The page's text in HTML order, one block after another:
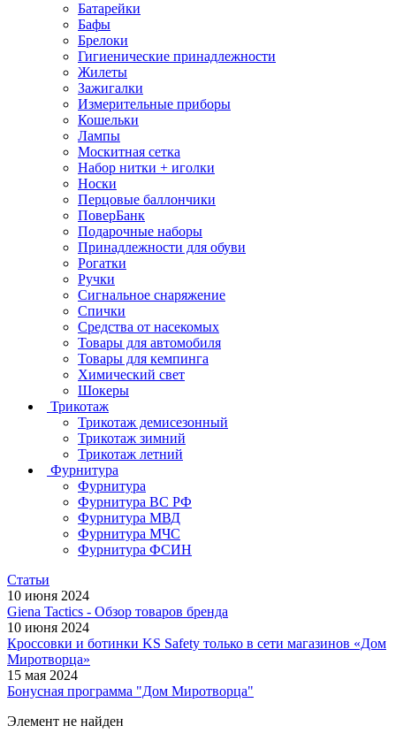
Батарейки
Бафы
Брелоки
Гигиенические принадлежности
Жилеты
Зажигалки
Измерительные приборы
Кошельки
Лампы
Москитная сетка
Набор нитки + иголки
Носки
Перцовые баллончики
ПоверБанк
Подарочные наборы
Принадлежности для обуви
Рогатки
Ручки
Сигнальное снаряжение
Спички
Средства от насекомых
Товары для автомобиля
Товары для кемпинга
Химический свет
Шокеры
Трикотаж
Трикотаж демисезонный
Трикотаж зимний
Трикотаж летний
Фурнитура
Фурнитура
Фурнитура ВС РФ
Фурнитура МВД
Фурнитура МЧС
Фурнитура ФСИН
Статьи
10 июня 2024
Giena Tactics - Обзор товаров бренда
10 июня 2024
Кроссовки и ботинки KS Safety только в сети магазинов «Дом
Миротворца»
15 мая 2024
Бонусная программа "Дом Миротворца"
Элемент не найден